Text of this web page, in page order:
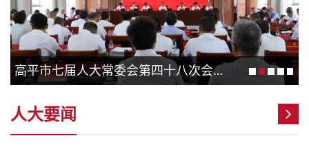
高平市七届人大常委会第四十八次会议召开
人大要闻